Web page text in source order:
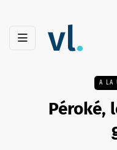
A LA
Péroké,